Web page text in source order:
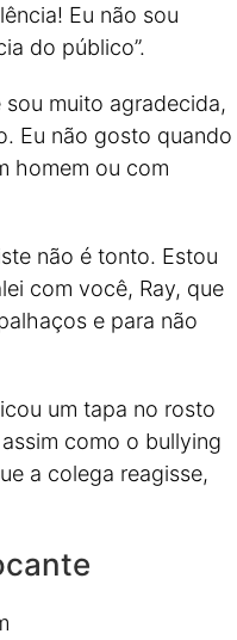
Eu não sou
do público”.
sou muito agradecida,
Eu não gosto quando
homem ou com
não é tonto. Estou
com você, Ray, que
e para não
um tapa no rosto
como o bullying
a colega reagisse,